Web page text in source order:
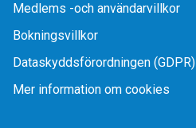
Medlems -och användarvillkor
Bokningsvillkor
Dataskyddsförordningen (GDPR)
Mer information om cookies